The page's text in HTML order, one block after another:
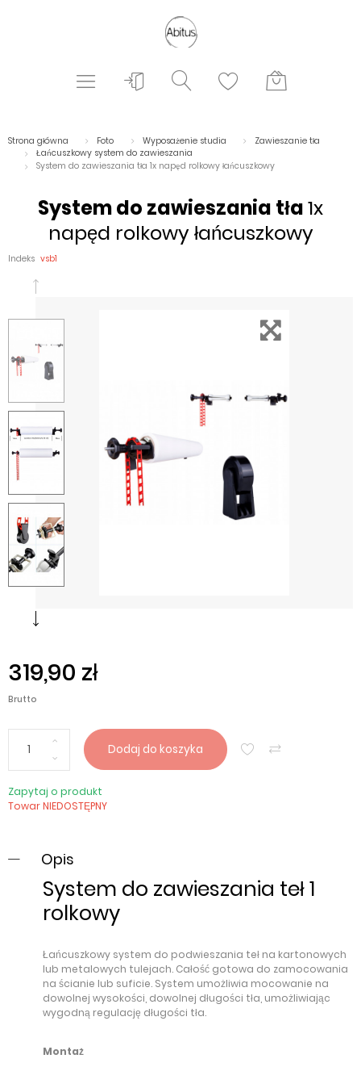
Strona główna Foto Wyposażenie studia
Zawieszanie tła
Łańcuszkowy system do zawieszania
System do zawieszania tła 1x napęd rolkowy łańcuszkowy
System do zawieszania tła1x
napęd rolkowy łańcuszkowy
Indeks vsb1
319,90 zł
Brutto
Dodaj do koszyka
Zapytaj o produkt
Towar NIEDOSTĘPNY
Opis
System do zawieszania teł 1
rolkowy
Łańcuszkowy system do podwieszania teł na kartonowych
lub metalowych tulejach. Całość gotowa do zamocowania
na ścianie lub suficie. System umożliwia mocowanie na
dowolnej wysokości, dowolnej długości tła, umożliwiając
wygodną regulację długości tła.
Montaż